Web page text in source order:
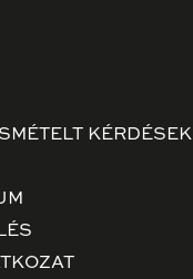
KÉRDÉSEK